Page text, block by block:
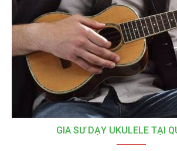
GIA SƯ DẠY UKULELE TẠI